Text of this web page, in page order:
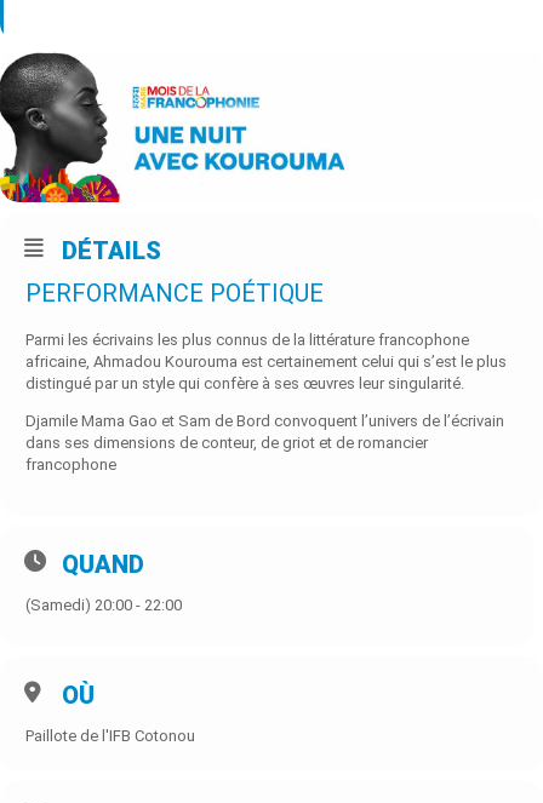
DÉTAILS
PERFORMANCE POÉTIQUE
Parmi les écrivains les plus connus de la littérature francophone
africaine, Ahmadou Kourouma est certainement celui qui s’est le plus
distingué par un style qui confère à ses œuvres leur singularité.
Djamile Mama Gao et Sam de Bord convoquent l’univers de l’écrivain
dans ses dimensions de conteur, de griot et de romancier
francophone
QUAND
(Samedi) 20:00 - 22:00
OÙ
Paillote de l'IFB Cotonou